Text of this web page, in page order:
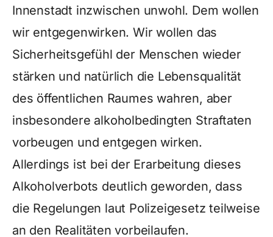
Innenstadt inzwischen unwohl. Dem wollen
wir entgegenwirken. Wir wollen das
Sicherheitsgefühl der Menschen wieder
stärken und natürlich die Lebensqualität
des öffentlichen Raumes wahren, aber
insbesondere alkoholbedingten Straftaten
vorbeugen und entgegen wirken.
Allerdings ist bei der Erarbeitung dieses
Alkoholverbots deutlich geworden, dass
die Regelungen laut Polizeigesetz teilweise
an den Realitäten vorbeilaufen.